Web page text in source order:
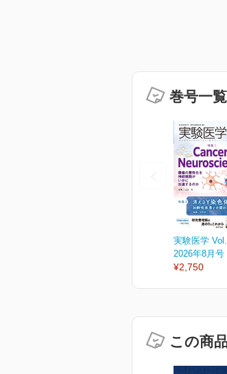
巻号一覧
実験医学
2026年8月号
¥2,750
この商